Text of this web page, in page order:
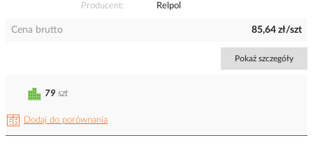
Producent
Relpol
Cena brutto 85,64 zł/szt
Pokaż szczegóły
Dodaj do porównania
79 szt